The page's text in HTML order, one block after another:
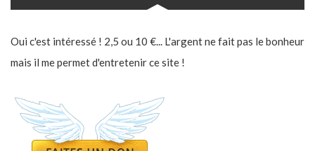
Oui c'est intéressé ! 2,5 ou 10 €... L'argent ne fait pas le bonheur
mais il me permet d'entretenir ce site !